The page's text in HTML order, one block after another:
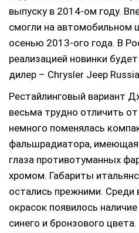
выпуску в 2014-ом году.
смогли на автомобильном
осенью 2013-ого года. В
реализацией новинки
дилер – Chrysler Jeep
Рестайлинговый вариант
весьма трудно отличить
немного поменялась
фальшрадиатора,
глаза противотуманных
хромом. Габариты
остались прежними. Среди
окрасок появилось
синего и бронзового цвета.